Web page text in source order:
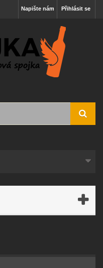
Přihlásit se
Napište nám